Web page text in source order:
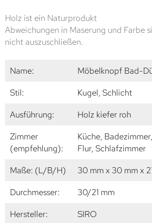
Holz ist ein Naturprodukt
Abweichungen in Maserung und Farbe
nicht auszuschließen.
Name:
Möbelknopf Bad-
Stil:
Kugel, Schlicht
Ausführung:
Holz kiefer roh
Zimmer
(empfehlung):
Küche,
Flur, Schlafzimmer
Maße: (L/B/H)
30 mm x 30 mm x
Durchmesser:
30/21 mm
Hersteller:
SIRO